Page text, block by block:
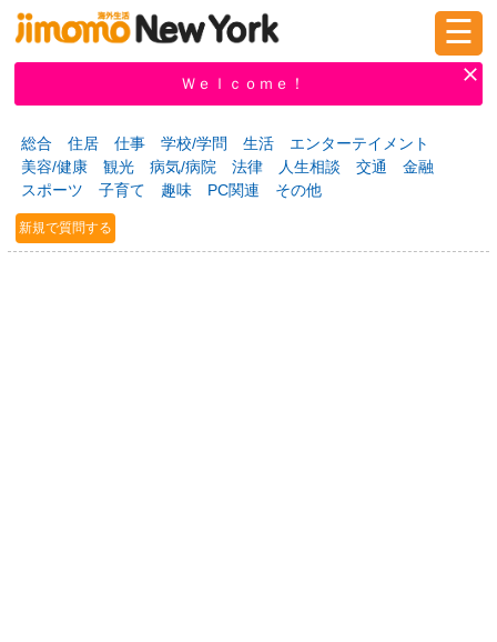
新規登録
掲示板 タウン情報 教えて！
☰
Ｗｅｌｃｏｍｅ！
総合 住居 仕事 学校/学問 生活
エンターテイメント
美容/健康
観光 病気/病院 法律 人生相談 交通
金融
スポーツ
子育て 趣味 PC関連 その他
新規で質問する